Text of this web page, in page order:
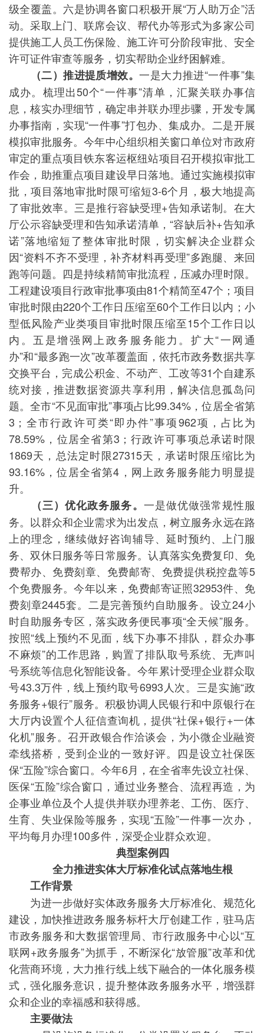
级全覆盖。六是协调各窗口积极开展“万人助万企”活
动。采取上门、联席会议、帮代办等形式为多家公司
提供施工人员工伤保险、施工许可分阶段审批、安全
许可证件审查等服务，切实帮助企业纾困解难。
（二）推进提质增效。一是大力推进“一件事”集
成办。梳理出50个“一件事”清单，汇聚关联办事信
息，核实办理细节，确定串并联办理步骤，开发专属
办事指南，实现“一件事”打包办、集成办。二是开展
模拟审批服务。今年中心组织相关窗口单位对市政府
审定的重点项目铁东客运枢纽站项目召开模拟审批工
作会，助推重点项目建设早日落地。通过实施模拟审
批，项目落地审批时限可缩短3-6个月，极大地提高
了审批效率。三是推行容缺受理+告知承诺制。在大
厅公示容缺受理和告知承诺清单，“容缺后补+告知承
诺”落地缩短了整体审批时限，切实解决企业群众
因“资料不齐不受理，补齐材料再受理”多跑腿、来回
跑等问题。四是持续精简审批流程，压减办理时限。
工程建设项目行政审批事项由81个精简至47个；项目
审批时限由220个工作日压缩至60个工作日以内；小
型低风险产业类项目审批时限压缩至15个工作日以
内。五是增强网上政务服务能力。扩大“一网通
办”和“最多跑一次”改革覆盖面，依托市政务数据共享
交换平台，完成公积金、不动产、工改等31个自建系
统对接，推进数据资源共享利用，解决信息孤岛问
题。全市“不见面审批”事项占比99.34%，位居全省第
3；全市行政许可类“即办件”事项962项，占比为
78.59%，位居全省第3；行政许可事项总承诺时限
1869天，总法定时限27315天，承诺时限压缩比为
93.16%，位居全省第4，网上政务服务能力明显提
升。
（三）优化政务服务。 一是做优做强常规性服
务。以群众和企业需求为出发点，树立服务永远在路
上的理念，继续做好咨询辅导、延时预约、上门服
务、双休日服务等日常服务。认真落实免费复印、免
费帮办、免费刻章、免费邮寄、免费提供税控盘等5
个免费服务。今年以来，免费邮寄证照32953件、免
费刻章2445套。二是完善预约自助服务。设立24小
时自助服务专区，落实政务便民事项“全天候”服务。
按照“线上预约不见面，线下办事不排队，群众办事
不麻烦”的工作思路，购置了排队取号系统、无声叫
号系统等信息化智能设备。今年累计受理企业群众取
号43.3万件，线上预约取号6993人次。三是实施“政
务服务+银行”服务。积极协调人民银行和中原银行在
大厅内设置个人征信查询机，提供“社保+银行+一体
化机”服务。召开政银合作洽谈会，为小微企业融资
牵线搭桥，受到企业的一致好评。四是设立社保医
保“五险”综合窗口。今年6月，在全省率先设立社保、
医保“五险”综合窗口，通过业务整合、流程再造，为
企事业单位及个人提供并联办理养老、工伤、医疗、
生育、失业保险等服务，实现“五险”一件事一次办，
平均每月办理100多件，深受企业群众欢迎。
典型案例四
全力推进实体大厅标准化试点落地生根
工作背景
为进一步做好实体政务服务大厅标准化、规范化
建设，加快推进政务服务标杆大厅创建工作，驻马店
市政务服务和大数据管理局、市行政服务中心以“互
联网+政务服务”为抓手，不断深化“放管服”改革和优
化营商环境，大力推行线上线下融合的一体化服务模
式，强化服务意识，提升整体政务服务水平，增强群
众和企业的幸福感和获得感。
主要做法